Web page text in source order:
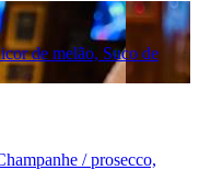
de melão, Suco de
/ prosecco,